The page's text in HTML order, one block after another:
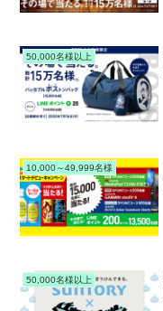
50,000名様以上
10,000～49,999名様
50,000名様以上